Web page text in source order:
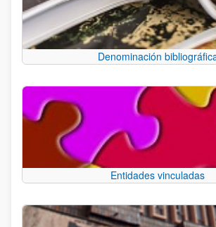
Denominación
Entidades vinculadas